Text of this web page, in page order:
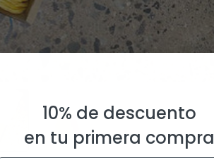
10% de descuento
en tu primera compra